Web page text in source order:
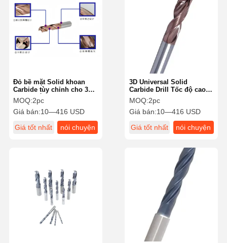
Đỏ bề mặt Solid khoan
Carbide tùy chỉnh cho 3D
chung cắt tốc độ cao
MOQ:2pc
Giá bán:10—416 USD
Giá tốt nhất
nói chuyện
3D Universal Solid
Carbide Drill Tốc độ cao
kiểu thân hình trụ
MOQ:2pc
Giá bán:10—416 USD
Giá tốt nhất
nói chuyện